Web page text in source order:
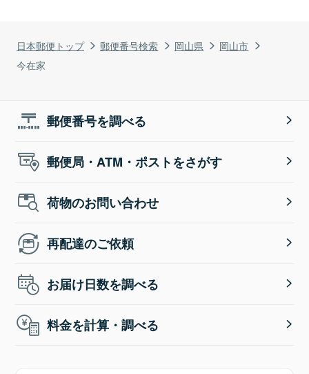
日本郵便トップ 郵便番号検索 岡山県
岡山市
今在家
郵便番号を調べる
郵便局・ATM・ポストをさがす
荷物のお問い合わせ
再配達のご依頼
お届け日数を調べる
料金を計算・調べる